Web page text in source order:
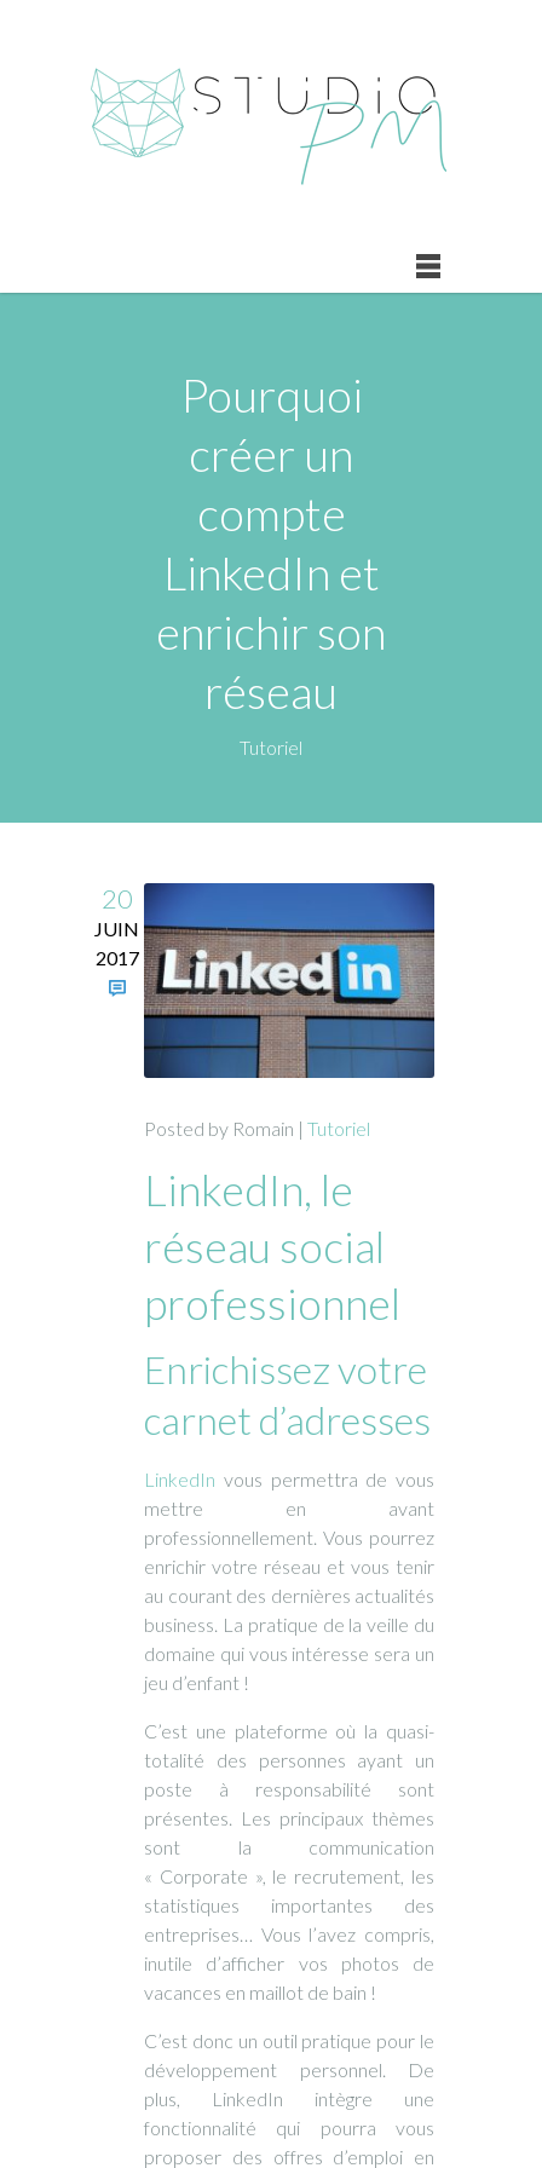
Pourquoi
créer un
compte
LinkedIn et
enrichir son
réseau
Tutoriel
20
JUIN
2017
Posted by Romain | Tutoriel
LinkedIn, le
réseau social
professionnel
Enrichissez votre
carnet d’adresses
LinkedIn vous permettra de vous
mettre en avant
professionnellement. Vous pourrez
enrichir votre réseau et vous tenir
au courant des dernières actualités
business. La pratique de la veille du
domaine qui vous intéresse sera un
jeu d’enfant !
C’est une plateforme où la quasi-
totalité des personnes ayant un
poste à responsabilité sont
présentes. Les principaux thèmes
sont la communication
« Corporate », le recrutement, les
statistiques importantes des
entreprises… Vous l’avez compris,
inutile d’afficher vos photos de
vacances en maillot de bain !
C’est donc un outil pratique pour le
développement personnel. De
plus, LinkedIn intègre une
fonctionnalité qui pourra vous
proposer des offres d’emploi en